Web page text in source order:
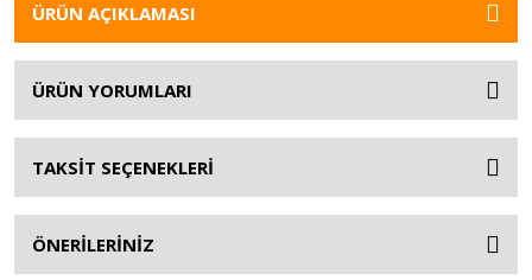
ÜRÜN AÇIKLAMASI
ÜRÜN YORUMLARI
TAKSİT SEÇENEKLERİ
ÖNERİLERİNİZ